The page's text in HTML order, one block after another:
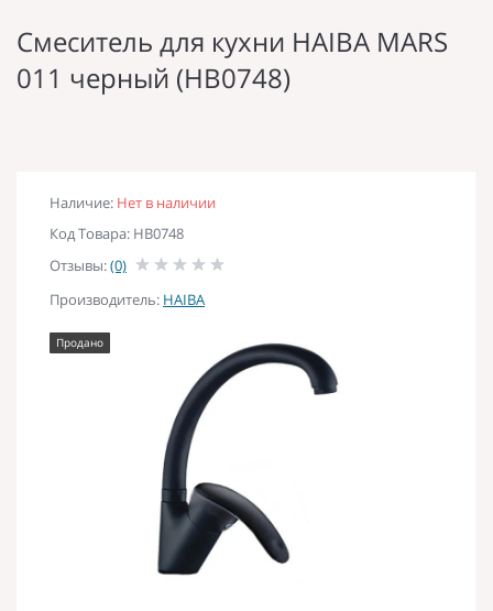
Смеситель для кухни HAIBA MARS
011 черный (HB0748)
Наличие: Нет в наличии
Код Товара: HB0748
Отзывы:(0)
Производитель: HAIBA
Продано